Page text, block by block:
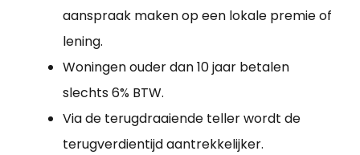
aanspraak maken op een lokale premie of
lening.
Woningen ouder dan 10 jaar betalen
slechts 6% BTW.
Via de terugdraaiende teller wordt de
terugverdientijd aantrekkelijker.